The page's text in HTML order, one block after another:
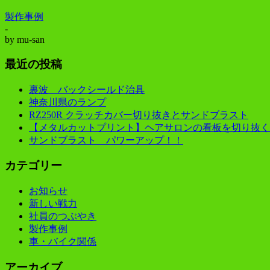
製作事例
-
by mu-san
最近の投稿
裏波 バックシールド治具
神奈川県のランプ
RZ250R クラッチカバー切り抜きとサンドブラスト
【メタルカットプリント】ヘアサロンの看板を切り抜
サンドブラスト パワーアップ！！
カテゴリー
お知らせ
新しい戦力
社員のつぶやき
製作事例
車・バイク関係
アーカイブ